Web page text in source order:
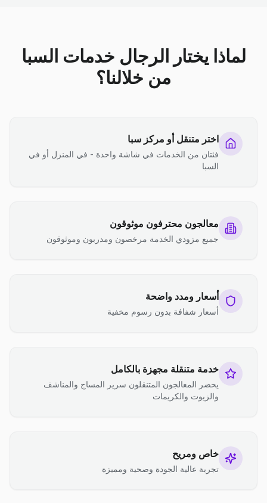
لماذا يختار الرجال خدمات السبا
من خلالنا؟
اختر متنقل أو مركز سبا
فئتان من الخدمات في شاشة واحدة - في المنزل أو في
السبا
معالجون محترفون موثوقون
جميع مزودي الخدمة مرخصون ومدربون وموثوقون
أسعار ومدد واضحة
أسعار شفافة بدون رسوم مخفية
خدمة متنقلة مجهزة بالكامل
يحضر المعالجون المتنقلون سرير المساج والمناشف
والزيوت والكريمات
خاص ومريح
تجربة عالية الجودة وصحية ومميزة